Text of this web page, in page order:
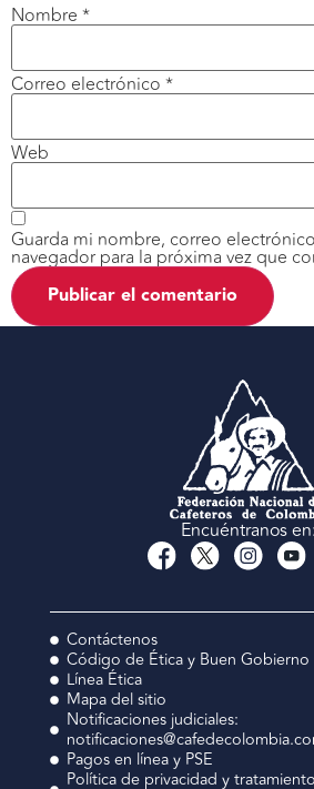
Nombre *
Correo electrónico *
Web
Guarda mi nombre, correo
navegador para la próxima vez que
Encuéntranos en:
Contáctenos
Código de Ética y Buen Gobierno
Línea Ética
Mapa del sitio
Notificaciones judiciales:
Pagos en línea y PSE
Política de privacidad y